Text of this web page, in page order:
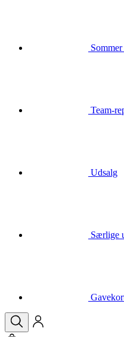
Din kurv er tom
Menu